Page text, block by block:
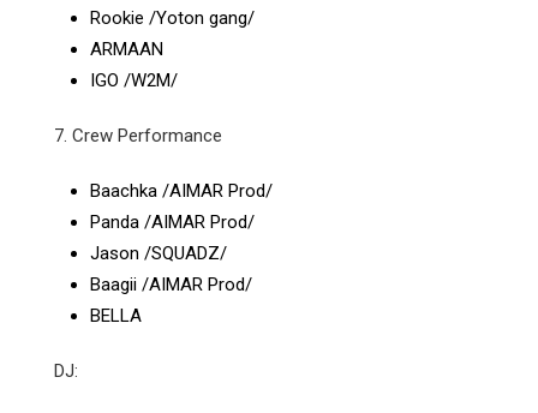
Rookie /Yoton gang/
ARMAAN
IGO /W2M/
7. Crew Performance
Baachka /AIMAR Prod/
Panda /AIMAR Prod/
Jason /SQUADZ/
Baagii /AIMAR Prod/
BELLA
DJ: